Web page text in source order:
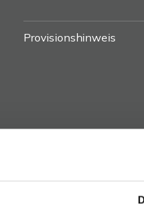
Provisionshinweis